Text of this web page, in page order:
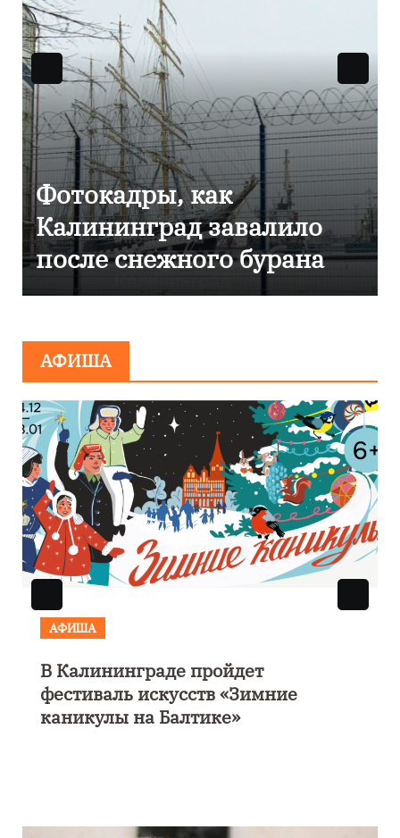
Фоторепортаж как в
Калининграде
эвакуировали ТЦ из-за
сообщения о
АФИША
АФИША
В Калининграде пройдет
фестиваль искусств «Зимние
каникулы на Балтике»